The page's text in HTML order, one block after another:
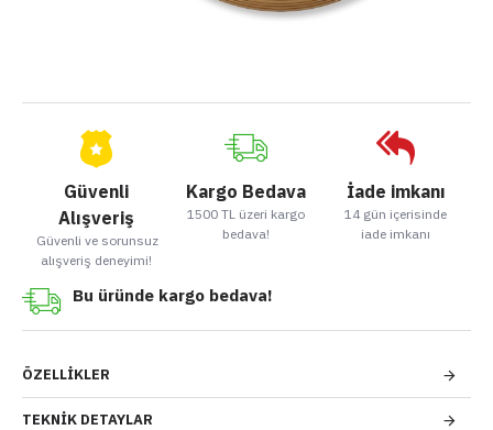
Güvenli
Alışveriş
Güvenli ve sorunsuz
alışveriş deneyimi!
Kargo Bedava
1500 TL üzeri kargo
bedava!
İade imkanı
14 gün içerisinde
iade imkanı
ÖZELLIKLER
TEKNIK DETAYLAR
Bu üründe kargo bedava!